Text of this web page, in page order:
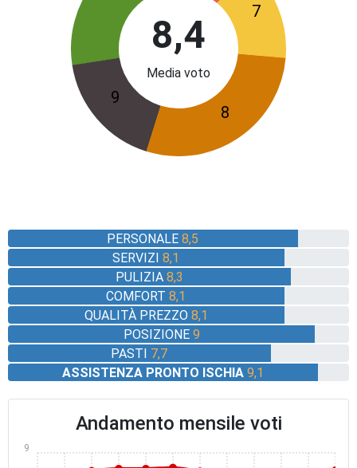
8,4
Media voto
7
8
9
PERSONALE8,5
SERVIZI8,1
PULIZIA8,3
COMFORT8,1
QUALITÀ PREZZO 8,1
POSIZIONE 9
PASTI 7,7
ASSISTENZA PRONTO ISCHIA 9,1
Andamento mensile voti
9